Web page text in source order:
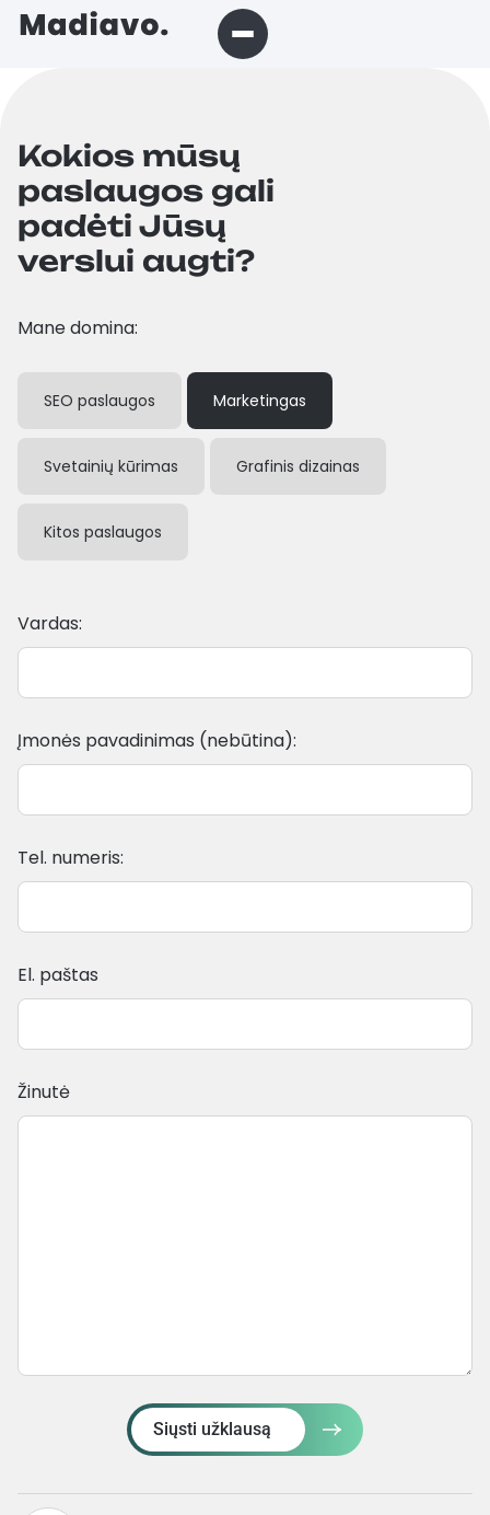
Kokios mūsų
paslaugos gali
padėti Jūsų
verslui augti?
Mane domina:
SEO paslaugos Marketingas
Svetainių kūrimas Grafinis dizainas
Kitos paslaugos
Vardas:
Įmonės pavadinimas (nebūtina):
Tel. numeris:
El. paštas
Žinutė
Siųsti užklausą